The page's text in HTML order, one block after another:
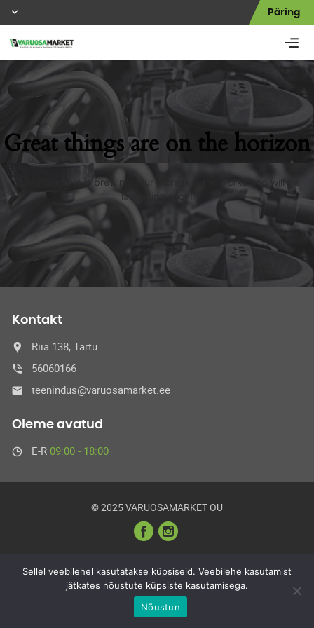
Päring
Great things are on the horizon
Something big is brewing! Our store is in the works and will be
launching soon!
Kontakt
Riia 138, Tartu
56060166
teenindus@varuosamarket.ee
Oleme avatud
E-R 09:00 - 18:00
© 2025 VARUOSAMARKET OÜ
Sellel veebilehel kasutatakse küpsiseid. Veebilehe kasutamist
jätkates nõustute küpsiste kasutamisega.
Nõustun